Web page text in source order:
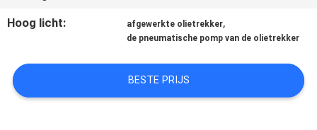
NIEUWS
EEN
OFFERTE
Hoog licht: afgewerkte olietrekker,
de pneumatische pomp van de olietrekker
BESTE PRIJS